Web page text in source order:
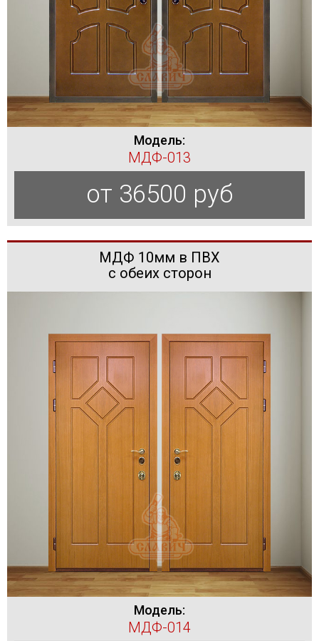
Модель:
МДФ-013
от 36500 руб
МДФ 10мм в ПВХ
с обеих сторон
Модель:
МДФ-014